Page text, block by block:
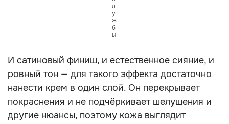
л
у
ж
б
ы
И сатиновый финиш, и естественное сияние, и
ровный тон — для такого эффекта достаточно
нанести крем в один слой. Он перекрывает
покраснения и не подчёркивает шелушения и
другие нюансы, поэтому кожа выглядит